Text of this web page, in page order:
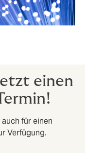
einen
für einen
Verfügung.